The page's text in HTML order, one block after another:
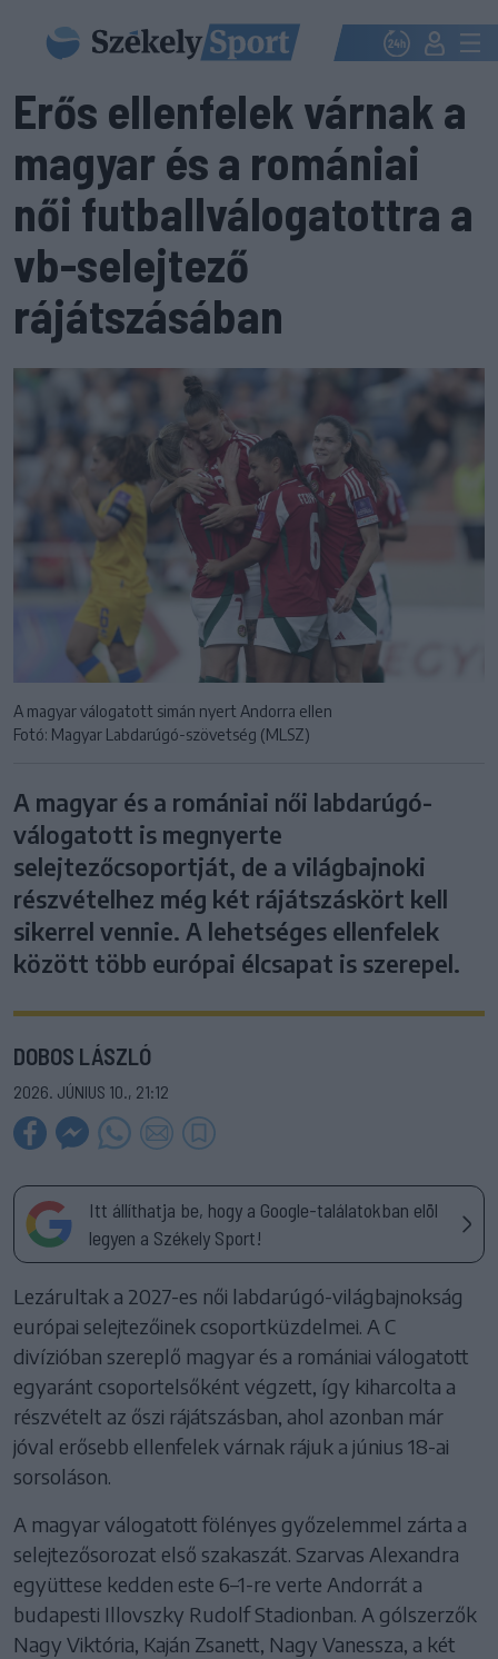
Erős ellenfelek várnak a
magyar és a romániai
női futballválogatottra a
vb-selejtező
rájátszásában
A magyar válogatott simán nyert Andorra ellen
Fotó: Magyar Labdarúgó-szövetség (MLSZ)
A magyar és a romániai női labdarúgó-
válogatott is megnyerte
selejtezőcsoportját, de a világbajnoki
részvételhez még két rájátszáskört kell
sikerrel vennie. A lehetséges ellenfelek
között több európai élcsapat is szerepel.
DOBOS LÁSZLÓ
2026. JÚNIUS 10., 21:12
Itt állíthatja be, hogy a Google-találatokban elöl
legyen a Székely Sport!
Lezárultak a 2027-es női labdarúgó-világbajnokság
európai selejtezőinek csoportküzdelmei. A C
divízióban szereplő magyar és a romániai válogatott
egyaránt csoportelsőként végzett, így kiharcolta a
részvételt az őszi rájátszásban, ahol azonban már
jóval erősebb ellenfelek várnak rájuk a június 18-ai
sorsoláson.
A magyar válogatott fölényes győzelemmel zárta a
selejtezősorozat első szakaszát. Szarvas Alexandra
együttese kedden este 6–1-re verte Andorrát a
budapesti Illovszky Rudolf Stadionban. A gólszerzők
Nagy Viktória, Kaján Zsanett, Nagy Vanessza, a két